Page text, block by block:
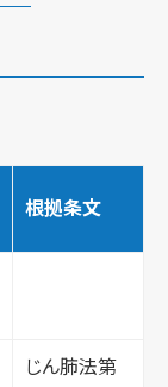
根拠条文
じん肺法第